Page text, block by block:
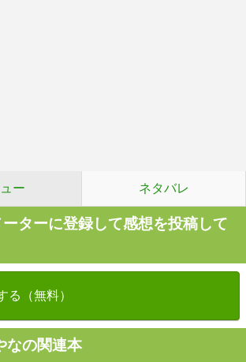
ー ネタバレ
ターに登録して感想を投稿して
る（無料）
なの関連本